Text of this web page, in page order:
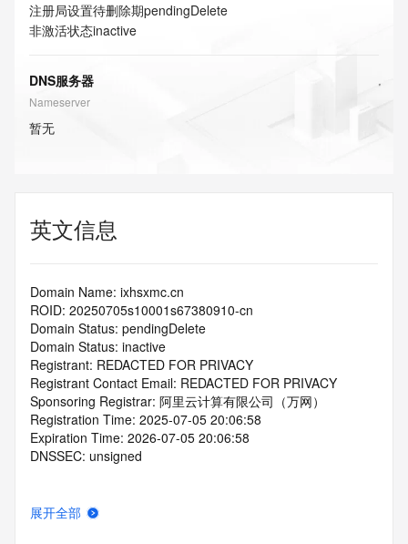
注册局设置待删除期pendingDelete
非激活状态inactive
DNS服务器
Nameserver
暂无
英文信息
Domain Name: ixhsxmc.cn
ROID: 20250705s10001s67380910-cn
Domain Status: pendingDelete
Domain Status: inactive
Registrant: REDACTED FOR PRIVACY
Registrant Contact Email: REDACTED FOR PRIVACY
Sponsoring Registrar: 阿里云计算有限公司（万网）
Registration Time: 2025-07-05 20:06:58
Expiration Time: 2026-07-05 20:06:58
DNSSEC: unsigned
展开全部